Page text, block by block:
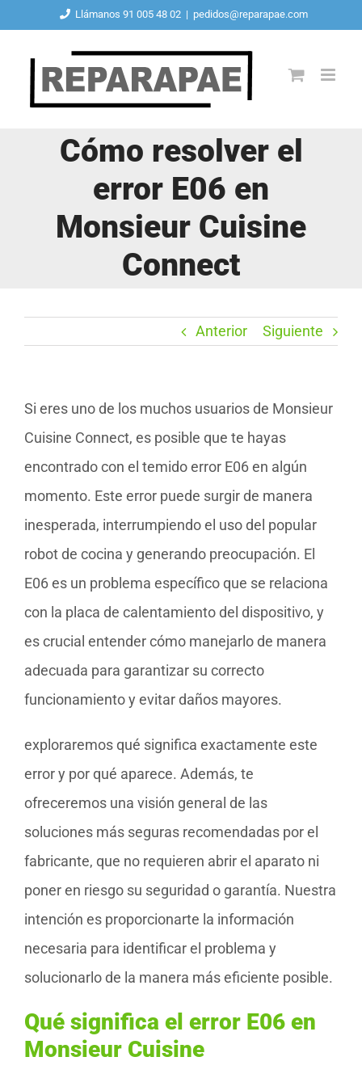
contenido
Llámanos 91 005 48 02 | pedidos@reparapae.com
Cómo resolver el
error E06 en
Monsieur Cuisine
Connect
Anterior Siguiente
Si eres uno de los muchos usuarios de Monsieur
Cuisine Connect, es posible que te hayas
encontrado con el temido error E06 en algún
momento. Este error puede surgir de manera
inesperada, interrumpiendo el uso del popular
robot de cocina y generando preocupación. El
E06 es un problema específico que se relaciona
con la placa de calentamiento del dispositivo, y
es crucial entender cómo manejarlo de manera
adecuada para garantizar su correcto
funcionamiento y evitar daños mayores.
exploraremos qué significa exactamente este
error y por qué aparece. Además, te
ofreceremos una visión general de las
soluciones más seguras recomendadas por el
fabricante, que no requieren abrir el aparato ni
poner en riesgo su seguridad o garantía. Nuestra
intención es proporcionarte la información
necesaria para identificar el problema y
solucionarlo de la manera más eficiente posible.
Qué significa el error E06 en
Monsieur Cuisine